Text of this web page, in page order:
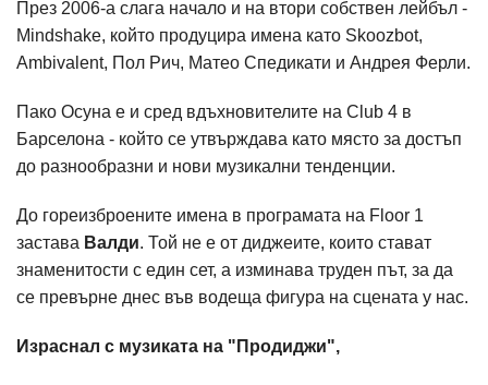
През 2006-а слага начало и на втори собствен лейбъл -
Mindshake, който продуцира имена като Skoozbot,
Ambivalent, Пол Рич, Матео Спедикати и Андрея Ферли.
Пако Осуна е и сред вдъхновителите на Club 4 в
Барселона - който се утвърждава като място за достъп
до разнообразни и нови музикални тенденции.
До гореизброените имена в програмата на Floor 1
застава Валди. Той не е от диджеите, които стават
знаменитости с един сет, а изминава труден път, за да
се превърне днес във водеща фигура на сцената у нас.
Израснал с музиката на "Продиджи",